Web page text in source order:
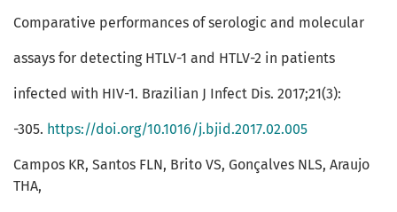
Comparative performances of serologic and molecular
assays for detecting HTLV-1 and HTLV-2 in patients
infected with HIV-1. Brazilian J Infect Dis. 2017;21(3):
-305. https://doi.org/10.1016/j.bjid.2017.02.005
Campos KR, Santos FLN, Brito VS, Gonçalves NLS, Araujo
THA,